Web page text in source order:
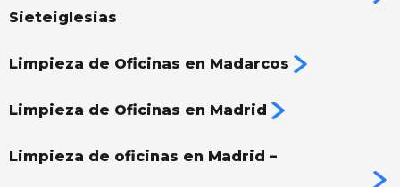
Sieteiglesias
Limpieza de Oficinas en Madarcos
Limpieza de Oficinas en Madrid
Limpieza de oficinas en Madrid –